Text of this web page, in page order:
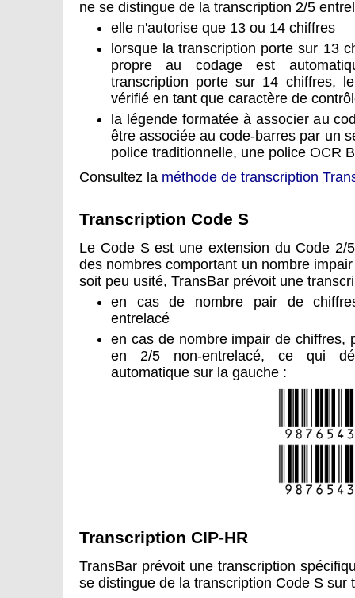
ne se distingue de la transcription 2/5
elle n'autorise que 13 ou 14 chiffres
lorsque la transcription porte sur 13
propre au codage est
transcription porte sur 14 chiffres,
vérifié en tant que caractère de
la légende formatée à associer au
être associée au code-barres par un
police traditionnelle, une police OCR
Consultez la méthode de transcription
Transcription Code S
Le Code S est une extension du Code 2/
des nombres comportant un nombre
soit peu usité, TransBar prévoit une
en cas de nombre pair de
entrelacé
en cas de nombre impair de chiffres,
en 2/5 non-entrelacé, ce qui
automatique sur la gauche :
Transcription CIP-HR
TransBar prévoit une transcription
se distingue de la transcription Code S sur